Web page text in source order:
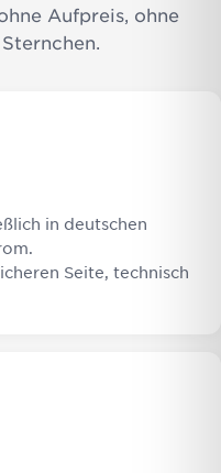
Aufpreis, ohne
in deutschen
Seite, technisch